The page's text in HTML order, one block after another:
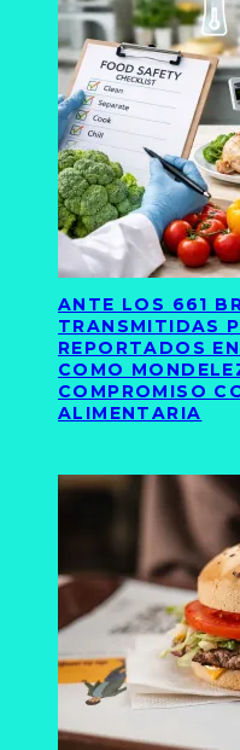
ANTE LOS 661
TRANSMITIDAS
REPORTADOS
COMO
COMPROMISO
ALIMENTARIA